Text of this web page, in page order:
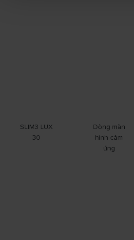
SLIM3 LUX
30
Dòng màn
hình cảm
ứng